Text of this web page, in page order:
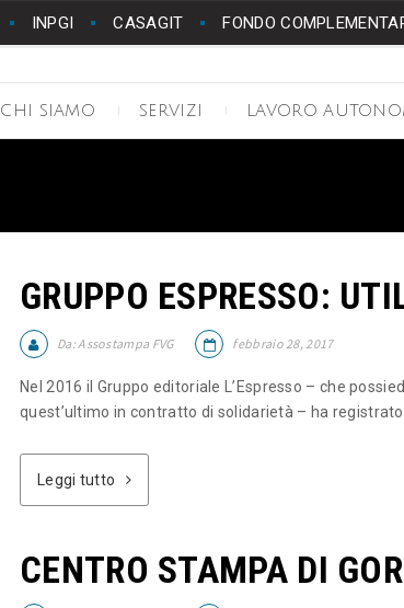
INPGI CASAGIT FONDO
CHI SIAMO SERVIZI LAVORO
GRUPPO ESPRESSO:
Da:Assostampa FVG febbraio 28, 2017
Nel 2016 il Gruppo editoriale L’Espresso – che
quest’ultimo in contratto di solidarietà – ha registrato
Leggi tutto
CENTRO STAMPA DI